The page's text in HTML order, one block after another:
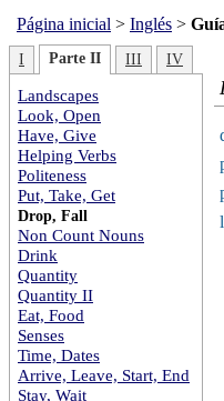
Página inicial > Inglés >
I Parte II III IV
Landscapes
Look, Open
Have, Give
Helping Verbs
Politeness
Put, Take, Get
Drop, Fall
Non Count Nouns
Drink
Quantity
Quantity II
Eat, Food
Senses
Time, Dates
Arrive, Leave, Start, End
Stay, Wait